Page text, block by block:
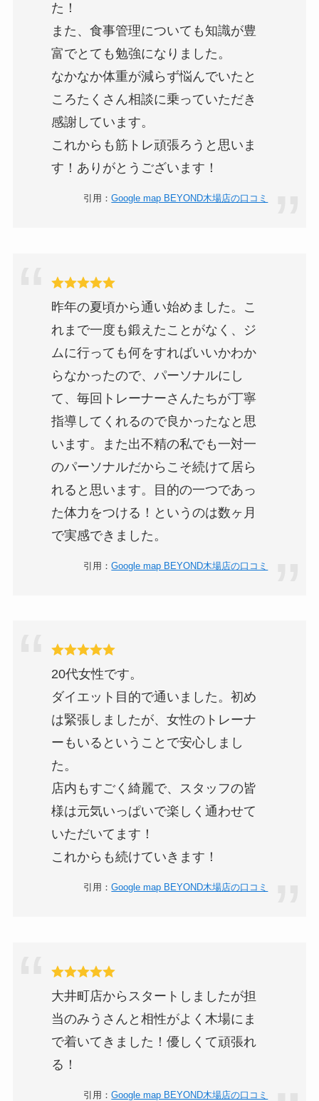
た！
また、食事管理についても知識が豊
富でとても勉強になりました。
なかなか体重が減らず悩んでいたと
ころたくさん相談に乗っていただき
感謝しています。
これからも筋トレ頑張ろうと思いま
す！ありがとうございます！
引用：Google map BEYOND木場店の口コミ
昨年の夏頃から通い始めました。こ
れまで一度も鍛えたことがなく、ジ
ムに行っても何をすればいいかわか
らなかったので、パーソナルにし
て、毎回トレーナーさんたちが丁寧
指導してくれるので良かったなと思
います。また出不精の私でも一対一
のパーソナルだからこそ続けて居ら
れると思います。目的の一つであっ
た体力をつける！というのは数ヶ月
で実感できました。
引用：Google map BEYOND木場店の口コミ
20代女性です。
ダイエット目的で通いました。初め
は緊張しましたが、女性のトレーナ
ーもいるということで安心しまし
た。
店内もすごく綺麗で、スタッフの皆
様は元気いっぱいで楽しく通わせて
いただいてます！
これからも続けていきます！
引用：Google map BEYOND木場店の口コミ
大井町店からスタートしましたが担
当のみうさんと相性がよく木場にま
で着いてきました！優しくて頑張れ
る！
引用：Google map BEYOND木場店の口コミ